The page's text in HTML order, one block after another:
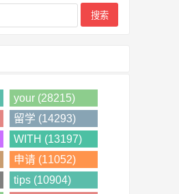
your (28215)
留学 (14293)
WITH (13197)
申请 (11052)
tips (10904)